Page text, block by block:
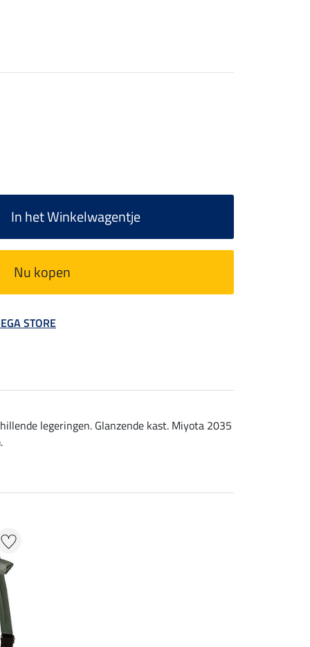
In het Winkelwagentje
Nu kopen
STORE
legeringen. Glanzende kast. Miyota 2035